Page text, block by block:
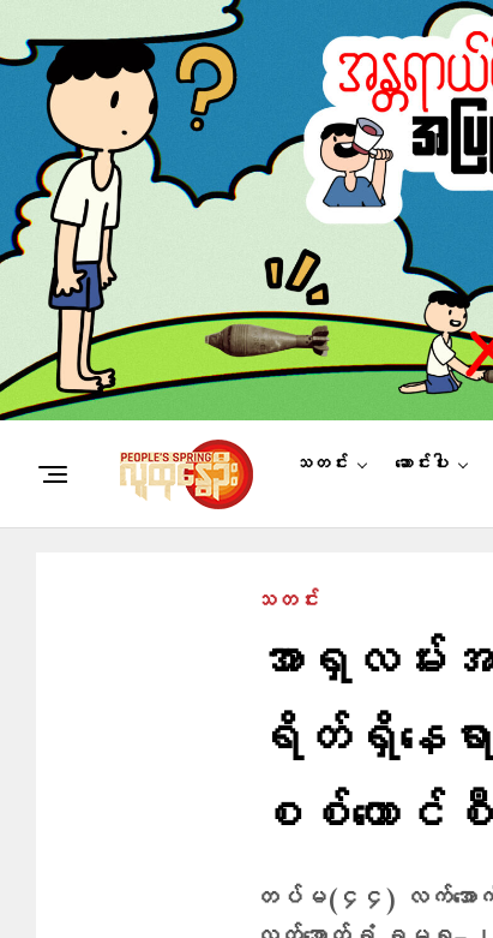
သတင်း ဆောင်းပါး
သတင်း
အာရှလမ်း
ရိတ်ရှိနေရ
စစ်ကော
တပ်မ(၄၄) လက်အ